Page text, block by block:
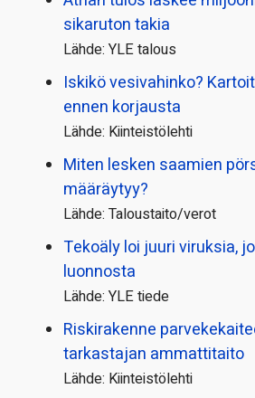
sikaruton takia
Lähde: YLE talous
Iskikö vesivahinko?
ennen korjausta
Lähde: Kiinteistölehti
Miten lesken saamien
määräytyy?
Lähde: Taloustaito/verot
Tekoäly loi juuri viruksia,
luonnosta
Lähde: YLE tiede
Riskirakenne
tarkastajan ammattitaito
Lähde: Kiinteistölehti